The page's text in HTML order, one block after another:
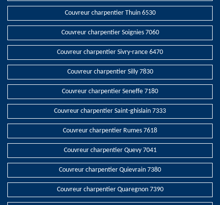
Couvreur charpentier Thuin 6530
Couvreur charpentier Soignies 7060
Couvreur charpentier Sivry-rance 6470
Couvreur charpentier Silly 7830
Couvreur charpentier Seneffe 7180
Couvreur charpentier Saint-ghislain 7333
Couvreur charpentier Rumes 7618
Couvreur charpentier Quevy 7041
Couvreur charpentier Quievrain 7380
Couvreur charpentier Quaregnon 7390